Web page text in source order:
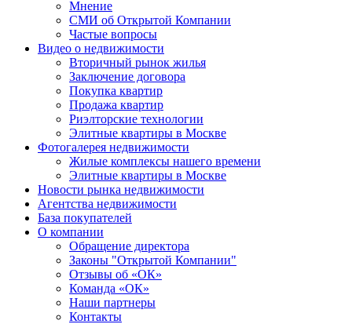
Мнение
СМИ об Открытой Компании
Частые вопросы
Видео о недвижимости
Вторичный рынок жилья
Заключение договора
Покупка квартир
Продажа квартир
Риэлторские технологии
Элитные квартиры в Москве
Фотогалерея недвижимости
Жилые комплексы нашего времени
Элитные квартиры в Москве
Новости рынка недвижимости
Агентства недвижимости
База покупателей
О компании
Обращение директора
Законы "Открытой Компании"
Отзывы об «ОК»
Команда «ОК»
Наши партнеры
Контакты